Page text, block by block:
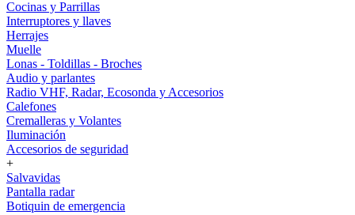
Cocinas y Parrillas
Interruptores y llaves
Herrajes
Muelle
Lonas - Toldillas - Broches
Audio y parlantes
Radio VHF, Radar, Ecosonda y Accesorios
Calefones
Cremalleras y Volantes
Iluminación
Accesorios de seguridad
+
Salvavidas
Pantalla radar
Botiquin de emergencia